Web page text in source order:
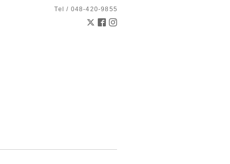
Tel / 048-420-9855